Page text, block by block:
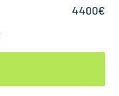
4400€